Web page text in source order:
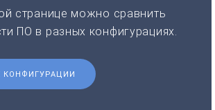
странице можно сравнить
ПО в разных конфигурациях.
КОНФИГУРАЦИИ